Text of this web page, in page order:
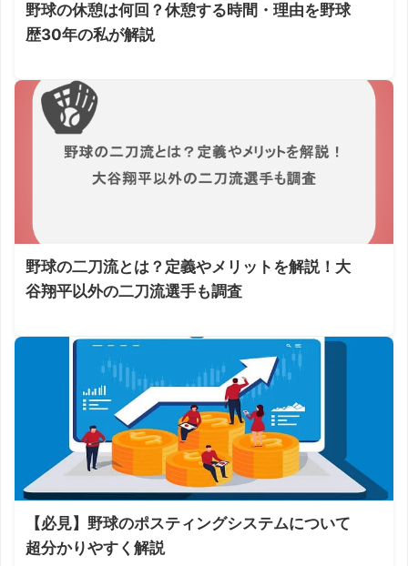
野球の休憩は何回？休憩する時間・理由を野球
歴30年の私が解説
野球の二刀流とは？定義やメリットを解説！大
谷翔平以外の二刀流選手も調査
【必見】野球のポスティングシステムについて
超分かりやすく解説